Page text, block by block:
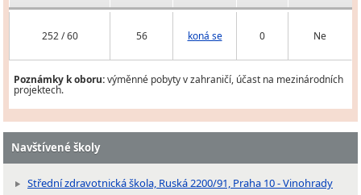
252 / 60 56 koná se 0 Ne
Poznámky k oboru:výměnné pobyty v zahraničí, účast na mezinárodních
projektech.
Navštívené školy
Střední zdravotnická škola, Ruská 2200/91, Praha 10 - Vinohrady